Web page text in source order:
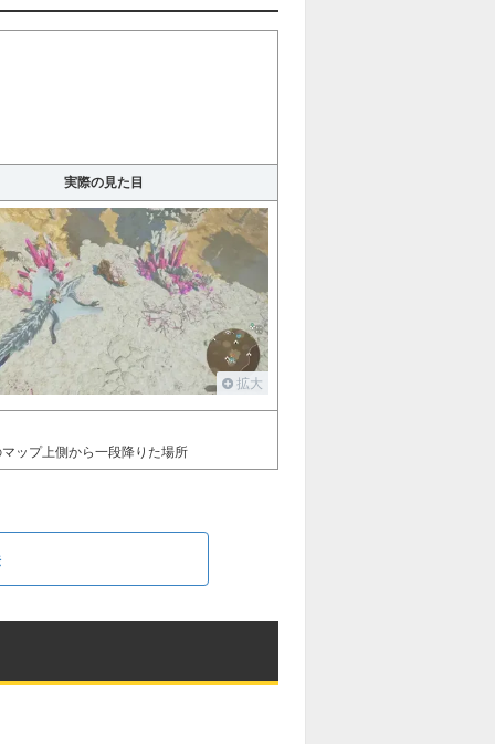
実際の見た目
拡大
ップ上側から一段降りた場所